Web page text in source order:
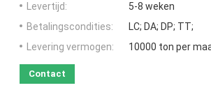
Levertijd:
5-8 weken
Betalingscondities:
LC; DA; DP; TT;
Levering vermogen:
10000 ton per
Contact